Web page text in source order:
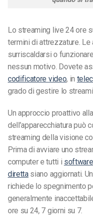
Lo streaming live 24 ore
termini di attrezzature.
surriscaldarsi o
nessun motivo. Dovete
codificatore video, in
grado di gestire lo
Un approccio proattivo
dell’apparecchiatura può
streaming della visione
Prima di avviare uno
computer e tutti i software
direttasiano aggiornati.
richiede lo spegnimento
generalmente
ore su 24, 7 giorni su 7.